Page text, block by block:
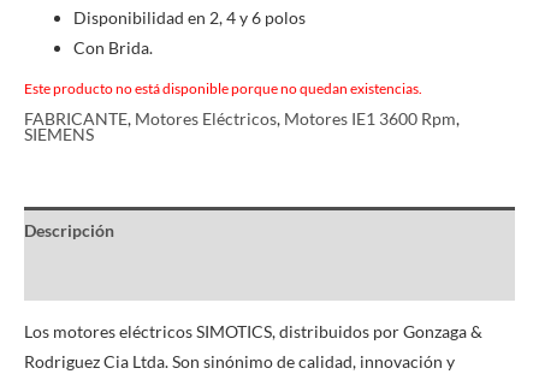
Disponibilidad en 2, 4 y 6 polos
Con Brida.
Este producto no está disponible porque no quedan existencias.
FABRICANTE, Motores Eléctricos, Motores IE1 3600 Rpm,
SIEMENS
Descripción
Los motores eléctricos SIMOTICS, distribuidos por Gonzaga &
Rodriguez Cia Ltda. Son sinónimo de calidad, innovación y